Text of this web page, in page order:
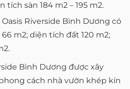
tích sàn 184 m2 – 195 m2.
Riverside Bình Dương có
m2; diện tích đất 120 m2;
Bình Dương được xây
cách nhà vườn khép kín